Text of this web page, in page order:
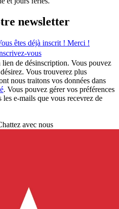
newsletter
êtes déjà inscrit ! Merci !
vous
de désinscription. Vous pouvez
Vous trouverez plus
nous traitons vos données dans
. Vous pouvez gérer vos préférences
les e-mails que vous recevrez de
avec nous